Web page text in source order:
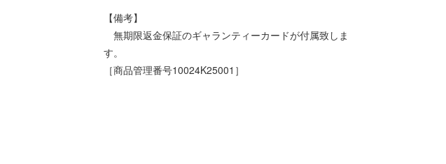
【備考】
無期限返金保証のギャランティーカードが付属致しま
す。
［商品管理番号10024K25001］